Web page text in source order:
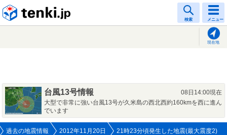
検索 メニュー
現在地
台風13号情報
08日14:00現在
大型で非常に強い台風13号が久米島の西北西約160kmを西に進ん
でいます
過去の地震情報 2012年11月20日 21時23分頃発生した地震(最大震度2)